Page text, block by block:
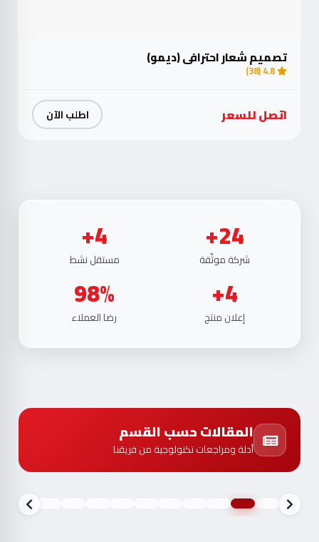
تصميم شعار احترافي (ديمو)
4.8 (38)
اتصل للسعر اطلب الآن
24+
شركة موثّقة
4+
مستقل نشط
4+
إعلان منتج
98%
رضا العملاء
المقالات حسب القسم
أدلة ومراجعات تكنولوجية من فريقنا